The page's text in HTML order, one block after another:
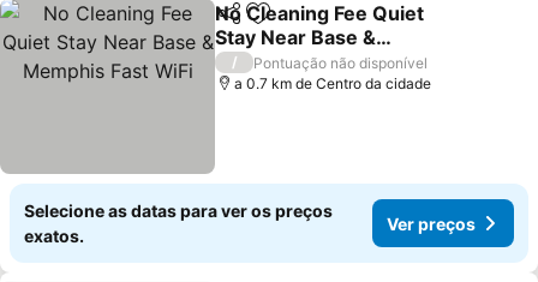
PartilharAdicionar aos favoritos
No Cleaning Fee Quiet
Stay Near Base &
Memphis Fast WiFi
/
Pontuação não disponível
a 0.7 km de Centro da cidade
Selecione as datas para ver os preços
exatos.
Ver preços